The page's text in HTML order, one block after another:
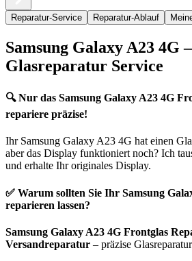
Reparatur-Service Reparatur-Ablauf
Samsung Galaxy A23 4G
Glasreparatur Service
🔍 Nur das Samsung Galaxy A23 4G
repariere präzise!
Ihr Samsung Galaxy A23 4G hat einen
aber das Display funktioniert noch? Ich
und erhalte Ihr originales Display.
✅ Warum sollten Sie Ihr Samsung
reparieren lassen?
Samsung Galaxy A23 4G Frontglas
Versandreparatur – präzise